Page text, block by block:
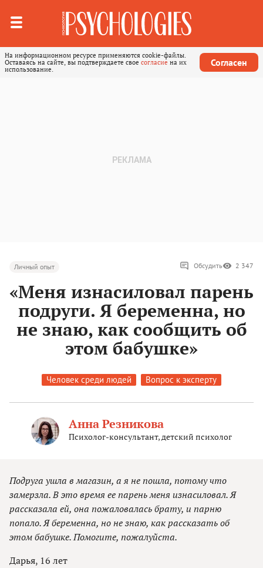
На информационном ресурсе применяются cookie-файлы.
Оставаясь на сайте, вы подтверждаете свое согласие на их
использование.
Согласен
Личный опыт Обсудить 2 347
«Меня изнасиловал парень
подруги. Я беременна, но
не знаю, как сообщить об
этом бабушке»
Человек среди людей Вопрос к эксперту
Анна Резникова
Психолог-консультант, детский психолог
Подруга ушла в магазин, а я не пошла, потому что
замерзла. В это время ее парень меня изнасиловал. Я
рассказала ей, она пожаловалась брату, и парню
попало. Я беременна, но не знаю, как рассказать об
этом бабушке. Помогите, пожалуйста.
Дарья, 16 лет